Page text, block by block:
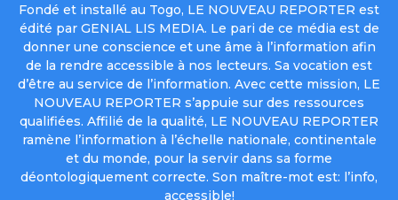
Fondé et installé au Togo, LE NOUVEAU REPORTER est
édité par GENIAL LIS MEDIA. Le pari de ce média est de
donner une conscience et une âme à l’information afin
de la rendre accessible à nos lecteurs. Sa vocation est
d’être au service de l’information. Avec cette mission, LE
NOUVEAU REPORTER s’appuie sur des ressources
qualifiées. Affilié de la qualité, LE NOUVEAU REPORTER
ramène l’information à l’échelle nationale, continentale
et du monde, pour la servir dans sa forme
déontologiquement correcte. Son maître-mot est: l’info,
accessible!